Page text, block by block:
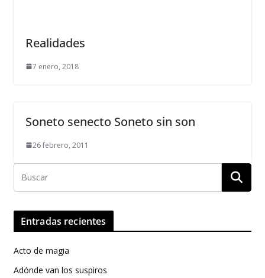
Realidades
7 enero, 2018
Soneto senecto Soneto sin son
26 febrero, 2011
Entradas recientes
Acto de magia
Adónde van los suspiros